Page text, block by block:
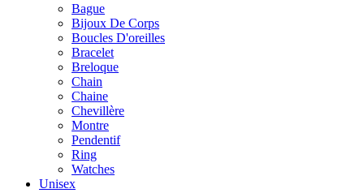
Bague
Bijoux De Corps
Boucles D'oreilles
Bracelet
Breloque
Chain
Chaine
Chevillère
Montre
Pendentif
Ring
Watches
Unisex